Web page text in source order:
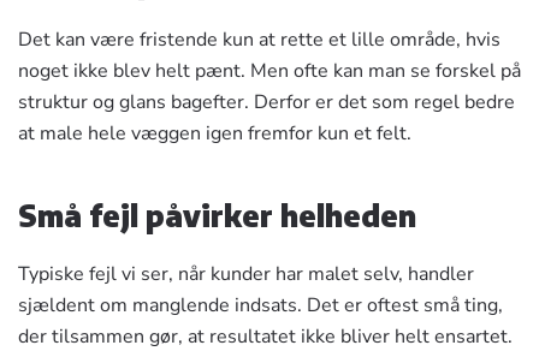
Det kan være fristende kun at rette et lille område, hvis
noget ikke blev helt pænt. Men ofte kan man se forskel på
struktur og glans bagefter. Derfor er det som regel bedre
at male hele væggen igen fremfor kun et felt.
Små fejl påvirker helheden
Typiske fejl vi ser, når kunder har malet selv, handler
sjældent om manglende indsats. Det er oftest små ting,
der tilsammen gør, at resultatet ikke bliver helt ensartet.